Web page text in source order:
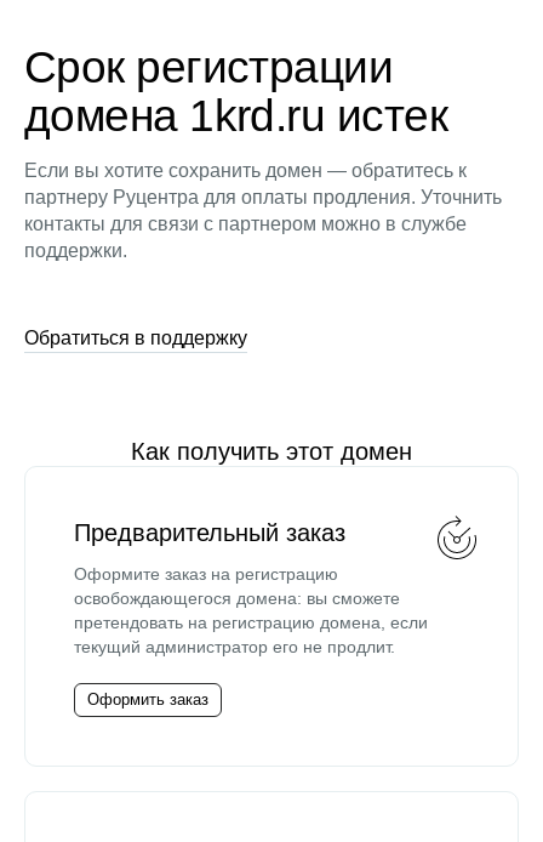
Срок регистрации
домена 1krd.ru истек
Если вы хотите сохранить домен — обратитесь к
партнеру Руцентра для оплаты продления. Уточнить
контакты для связи с партнером можно в службе
поддержки.
Обратиться в поддержку
Как получить этот домен
Предварительный заказ
Оформите заказ на регистрацию
освобождающегося домена: вы сможете
претендовать на регистрацию домена, если
текущий администратор его не продлит.
Оформить заказ